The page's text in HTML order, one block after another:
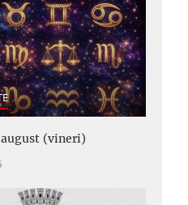
august (vineri)